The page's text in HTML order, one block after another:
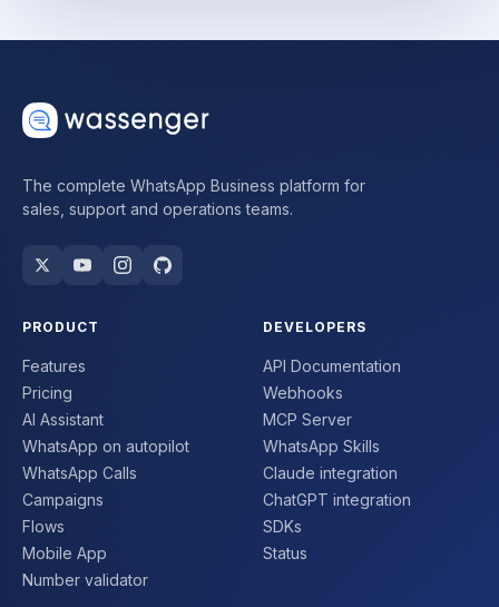
The complete WhatsApp Business platform for
sales, support and operations teams.
PRODUCT
Features
Pricing
AI Assistant
WhatsApp on autopilot
WhatsApp Calls
Campaigns
Flows
Mobile App
Number validator
DEVELOPERS
API Documentation
Webhooks
MCP Server
WhatsApp Skills
Claude integration
ChatGPT integration
SDKs
Status